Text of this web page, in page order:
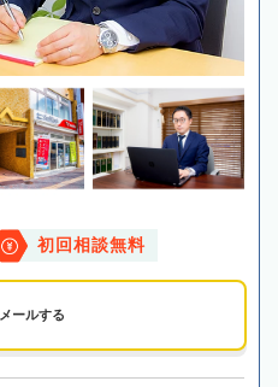
初回相談無料
メールする